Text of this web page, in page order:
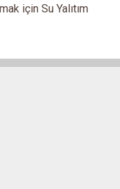
için Su Yalıtım